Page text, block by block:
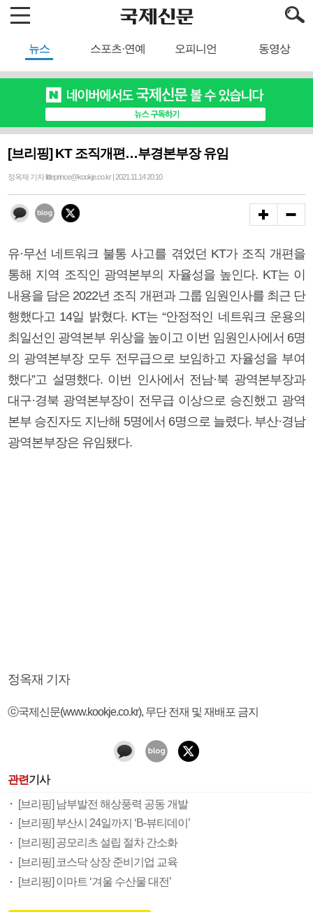
뉴스 스포츠·연예 오피니언 동영상
[브리핑] KT 조직개편…부경본부장 유임
정옥재 기자 littleprince@kookje.co.kr | 2021.11.14 20:10
유·무선 네트워크 불통 사고를 겪었던 KT가 조직 개편을
통해 지역 조직인 광역본부의 자율성을 높인다. KT는 이
내용을 담은 2022년 조직 개편과 그룹 임원인사를 최근 단
행했다고 14일 밝혔다. KT는 “안정적인 네트워크 운용의
최일선인 광역본부 위상을 높이고 이번 임원인사에서 6명
의 광역본부장 모두 전무급으로 보임하고 자율성을 부여
했다”고 설명했다. 이번 인사에서 전남·북 광역본부장과
대구·경북 광역본부장이 전무급 이상으로 승진했고 광역
본부 승진자도 지난해 5명에서 6명으로 늘렸다. 부산·경남
광역본부장은 유임됐다.
정옥재 기자
ⓒ국제신문(www.kookje.co.kr), 무단 전재 및 재배포 금지
관련기사
[브리핑] 남부발전 해상풍력 공동 개발
[브리핑] 부산시 24일까지 ‘B-뷰티데이’
[브리핑] 공모리츠 설립 절차 간소화
[브리핑] 코스닥 상장 준비기업 교육
[브리핑] 이마트 ‘겨울 수산물 대전’